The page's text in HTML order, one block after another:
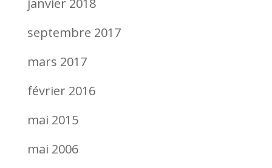
janvier 2018
septembre 2017
mars 2017
février 2016
mai 2015
mai 2006